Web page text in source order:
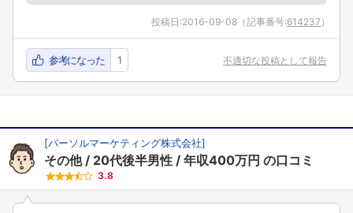
投稿日:2016-09-08 （記事番号:614237 ）
参考になった 1 不適切な投稿として報告
[パーソルマーケティング株式会社]
その他 20代後半男性 年収400万円 の口コミ
3.8